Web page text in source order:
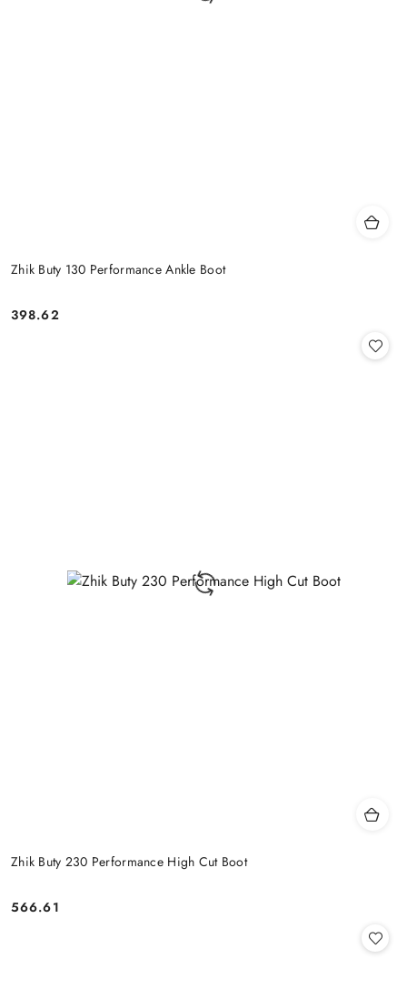
Zhik Buty 130 Performance Ankle Boot
Cena:
398.62
Zhik Buty 230 Performance High Cut Boot
Cena:
566.61